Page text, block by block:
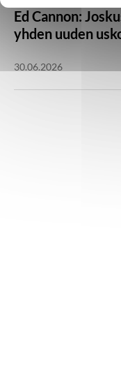
Ed Cannon:
yhden uuden
30.06.2026